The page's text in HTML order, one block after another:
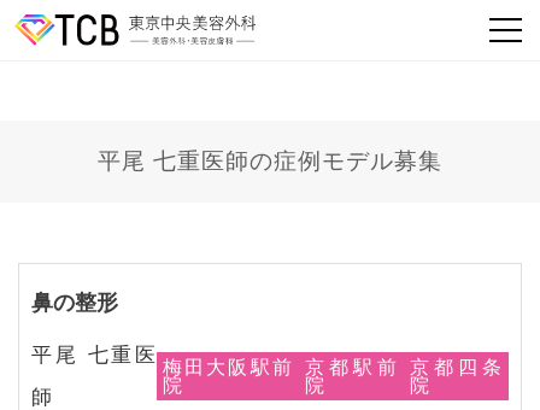
平尾 七重医師の症例モデル募集
鼻の整形
平尾 七重医
師
梅田大阪駅前
院
京都駅前
院
京都四条
院